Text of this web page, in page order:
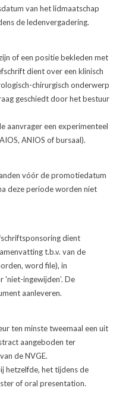
van het lidmaatschap
de leden­verga­dering.
of een positie bekleden met
dient over een klinisch
chirurgisch onderwerp
geschiedt door het bestuur
aanvrager een experimenteel
ANIOS of bursaal).
vóór de promotiedatum
deze periode worden niet
dient
t.b.v. van de
word file), in
inge­wijden’. De
aanleveren.
ten minste tweemaal een uit
aangeboden ter
de NVGE.
hetzelfde, het tijdens de
of oral presentation.